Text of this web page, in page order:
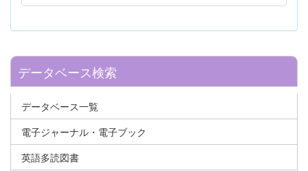
データベース検索
データベース一覧
電子ジャーナル・電子ブック
英語多読図書